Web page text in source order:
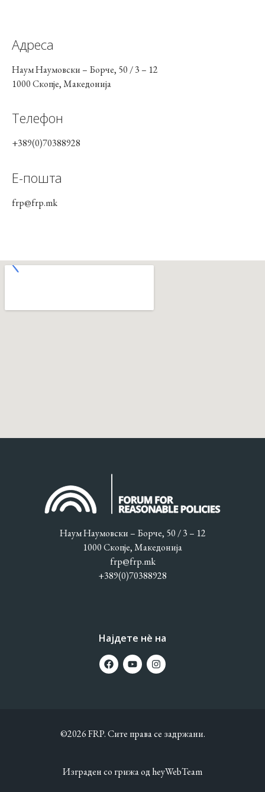
Адреса
Наум Наумовски – Борче, 50 / 3 – 12
1000 Скопје, Македонија
Телефон
+389(0)70388928
Е-пошта
frp@frp.mk
Наум Наумовски – Борче, 50 / 3 – 12
1000 Скопје, Македонија
frp@frp.mk
+389(0)70388928
Најдете нè на
©2026 FRP. Сите права се задржани.
Изграден со грижа одheyWebTeam